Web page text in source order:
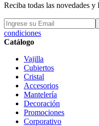
Reciba todas las novedades
condiciones
Catálogo
Vajilla
Cubiertos
Cristal
Accesorios
Mantelería
Decoración
Promociones
Corporativo